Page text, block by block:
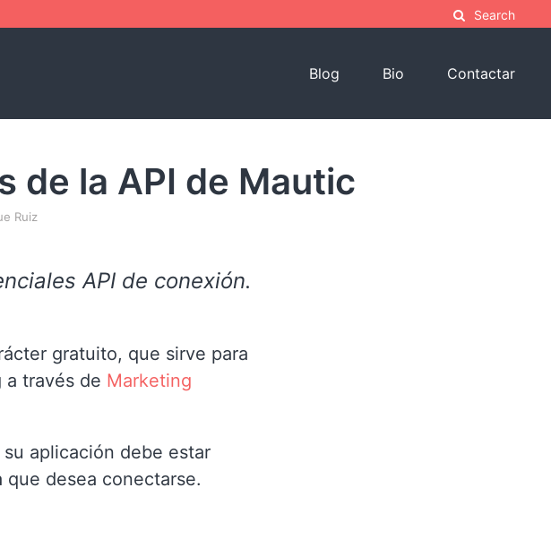
Search
Blog Bio Contactar
de la API de Mautic
Ruiz
API de conexión.
gratuito, que sirve para
a través de Marketing
su aplicación debe estar
desea conectarse.